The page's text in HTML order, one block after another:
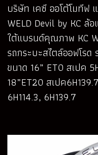
บริษัท เคซี ออโต้โมทีฟ
WELD Devil by KC ล้
ใต้แบรนด์คุณภาพ KC
รถกระบะสไตล์ออฟโรด
ขนาด 16” ET0 สเปค
18”ET20 สเปค
6H114.3, 6H139.7